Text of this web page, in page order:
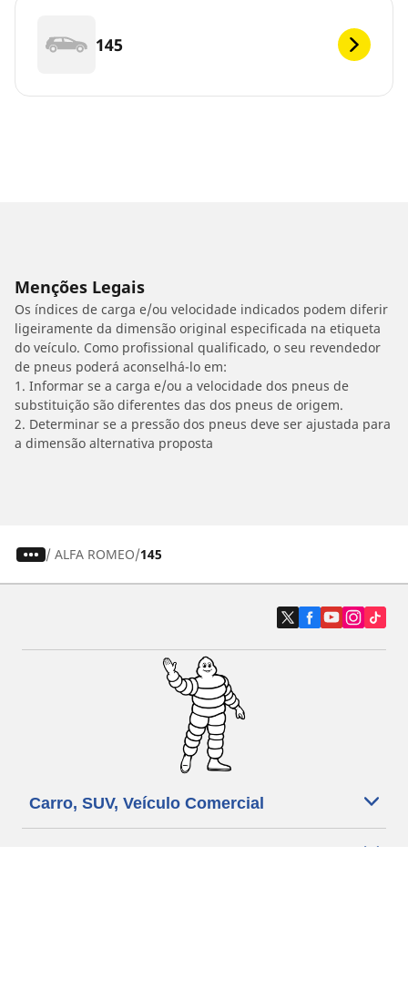
145
Menções Legais
Os índices de carga e/ou velocidade indicados podem diferir
ligeiramente da dimensão original especificada na etiqueta
do veículo. Como profissional qualificado, o seu revendedor
de pneus poderá aconselhá-lo em:
1. Informar se a carga e/ou a velocidade dos pneus de
substituição são diferentes das dos pneus de origem.
2. Determinar se a pressão dos pneus deve ser ajustada para
a dimensão alternativa proposta
/ ALFA ROMEO 145
Carro, SUV, Veículo Comercial